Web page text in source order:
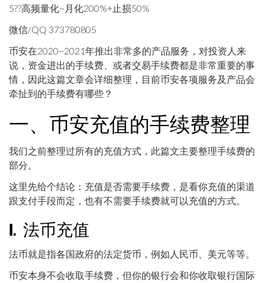
5??高频量化~月化200%+止损50%
微信/QQ 373780805
币安在2020~2021年推出非常多的产品服务，对投资人来
说，资金进出的手续费、或者交易手续费都是非常重要的事
情，因此这篇文章会详细整理，目前币安各项服务及产品会
牵扯到的手续费有哪些？
一、币安充值的手续费整理
我们之前整理过所有的充值方式，此篇文主要整理手续费的
部分。
这里先给个结论：充值是否需要手续费，是看你充值的渠道
跟支付手段而定，也有不需要手续费就可以充值的方式。
1. 法币充值
法币就是指各国政府的法定货币，例如人民币、美元等等。
币安本身不会收取手续费，但你的银行会和你收取银行国际